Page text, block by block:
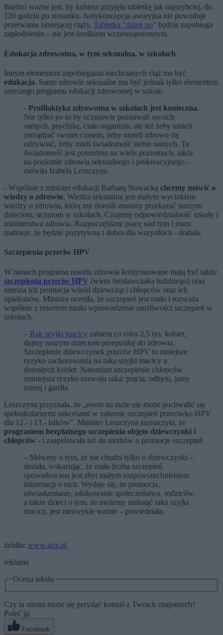
Bardzo ważne jest, by kobieta przyjęła tabletkę jak najszybciej, do
120 godzin po stosunku. Antykoncepcja awaryjna nie powoduje
przerwania istniejącej ciąży. Tabletka "dzień po" będzie zapobiega
zapłodnieniu – nie jest środkiem wczesnoporonnym.
Edukacja zdrowotna, w tym seksualna, w szkołach
Innym elementem zapobiegania niechcianych ciąż ma być
edukacja. Samo zdrowie seksualne ma być jednak tylko elementem
szerszego programu edukacji zdrowotnej w szkole.
- Profilaktyka zdrowotna w szkołach jest konieczna.
Nie tylko po to by uczniowie poznawali swoich
samych, psychikę, ciało organizm, ale też żeby umieli
zarządzać swoim czasem, żeby umieli zdrowo się
odżywiać, żeby mieli świadomość siebie samych. Ta
świadomość jest potrzebna na wielu poziomach, także
na poziomie zdrowia seksualnego i prokreacyjnego -
mówiła Izabela Leszczyna.
- Wspólnie z minister edukacji Barbarą Nowacką chcemy mówić o
wiedzy o zdrowiu. Wiedza seksualna jest małym wycinkiem
wiedzy o zdrowiu, którą my dorośli musimy przekazać naszym
dzieciom, uczniom w szkołach. Czujemy odpowiedzialność szkoły i
ministerstwa zdrowia. Rozpoczęliśmy pracę nad tym i mam
nadzieje, że będzie pozytywna i dobra dla wszystkich - dodała.
Szczepienia przeciw HPV
W ramach programu resortu zdrowia kontynuowane mają być także
szczepienia przeciw HPV (wirus brodawczaka ludzkiego) oraz
szersza ich promocja wśród dziewcząt i chłopców oraz ich
opiekunów. Ministra oceniła, że szczepień jest mało i rozważa
wspólnie z resortem nauki wprowadzenie możliwości szczepień w
szkołach.
– Rak szyjki macicy zabiera co roku 2,5 tys. kobiet,
dajmy naszym dzieciom przepustkę do zdrowia.
Szczepienie dziewczynek przeciw HPV to mniejsze
ryzyko zachorowania na raka szyjki macicy u
dorosłych kobiet. Natomiast szczepienie chłopców
zmniejsza ryzyko rozwoju raka: prącia, odbytu, jamy
ustnej i gardła.
Leszczyna przyznała, że „resort na razie nie może pochwalić się
spektakularnymi sukcesami w zakresie szczepień przeciwko HPV
dla 12.- i 13.- latków”. Minister Leszczyna zaznaczyła, że
programem bezpłatnego szczepienia objęto dziewczynki i
chłopców - i zaapelowała też do mediów o promocje szczepień
– Mówmy o tym, że nie chodzi tylko o dziewczynki –
dodała, wskazując, że mała liczba szczepień
spowodowana jest zbyt małym rozpowszechnieniem
informacji o nich. Wydaje się, że promocja,
uświadamianie, edukowanie społeczeństwa, rodziców,
a także dzieci o tym, że możemy uniknąć raka szyjki
macicy, jest niezwykle ważne – powiedziała.
źródło: www.gov.pl
reklama
Ocena tekstu
Czy ta strona może się przydać komuś z Twoich znajomych?
Poleć ją:
Facebook